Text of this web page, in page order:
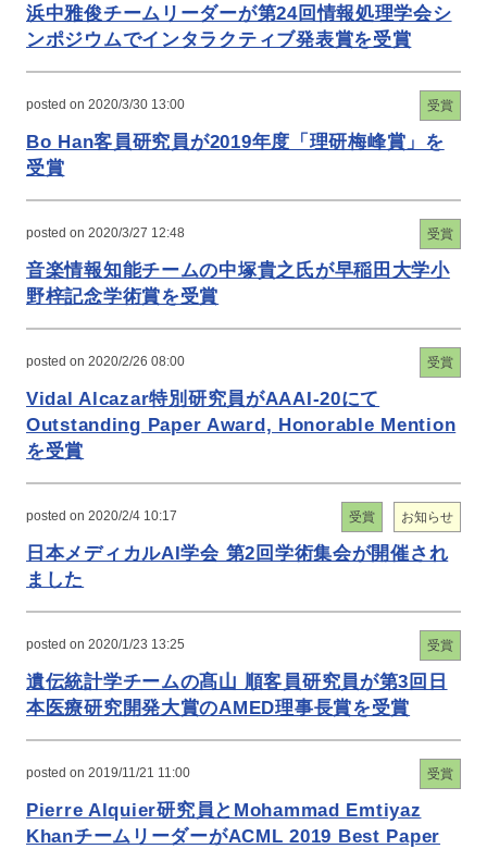
浜中雅俊チームリーダーが第24回情報処理学会シ
ンポジウムでインタラクティブ発表賞を受賞
posted on 2020/3/30 13:00 受賞
Bo Han客員研究員が2019年度「理研梅峰賞」を
受賞
posted on 2020/3/27 12:48 受賞
音楽情報知能チームの中塚貴之氏が早稲田大学小
野梓記念学術賞を受賞
posted on 2020/2/26 08:00 受賞
Vidal Alcazar特別研究員がAAAI-20にて
Outstanding Paper Award, Honorable Mention
を受賞
posted on 2020/2/4 10:17 お知らせ
受賞
日本メディカルAI学会 第2回学術集会が開催され
ました
posted on 2020/1/23 13:25 受賞
遺伝統計学チームの髙山 順客員研究員が第3回日
本医療研究開発大賞のAMED理事長賞を受賞
posted on 2019/11/21 11:00 受賞
Pierre Alquier研究員とMohammad Emtiyaz
KhanチームリーダーがACML 2019 Best Paper